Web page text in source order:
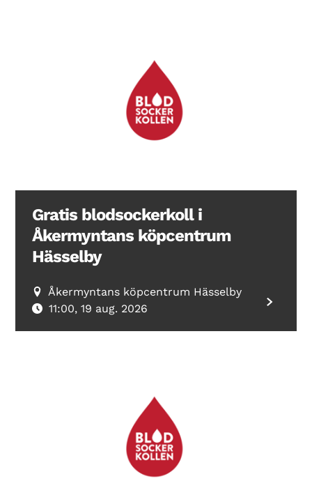
Gratis blodsockerkoll i
Åkermyntans köpcentrum
Hässelby
Åkermyntans köpcentrum Hässelby
11:00, 19 aug. 2026